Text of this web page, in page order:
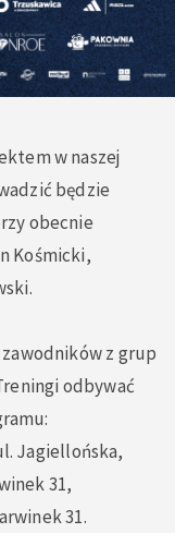
w naszej
będzie
obecnie
Kośmicki,
z grup
odbywać
Jagiellońska,
31,
31.